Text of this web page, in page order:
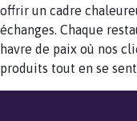
offrir un cadre
échanges. Chaque
havre de paix où nos
produits tout en se